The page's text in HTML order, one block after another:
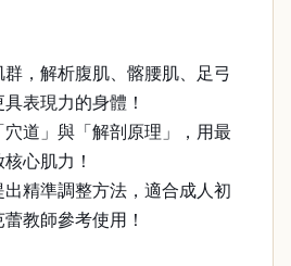
，解析腹肌、髂腰肌、足弓
表現力的身體！
道」與「解剖原理」，用最
心肌力！
精準調整方法，適合成人初
教師參考使用！